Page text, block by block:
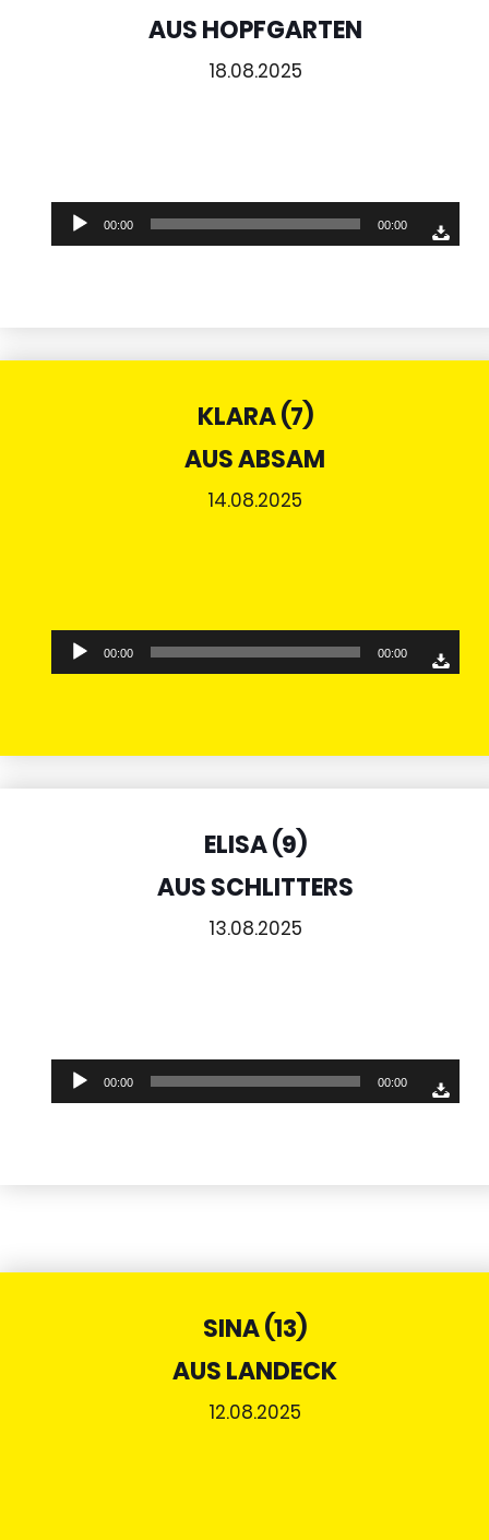
AUS HOPFGARTEN
18.08.2025
Audio-
Player
00:00 00:00
KLARA (7)
AUS ABSAM
14.08.2025
Audio-
Player
00:00 00:00
ELISA (9)
AUS SCHLITTERS
13.08.2025
Audio-
Player
00:00 00:00
SINA (13)
AUS LANDECK
12.08.2025